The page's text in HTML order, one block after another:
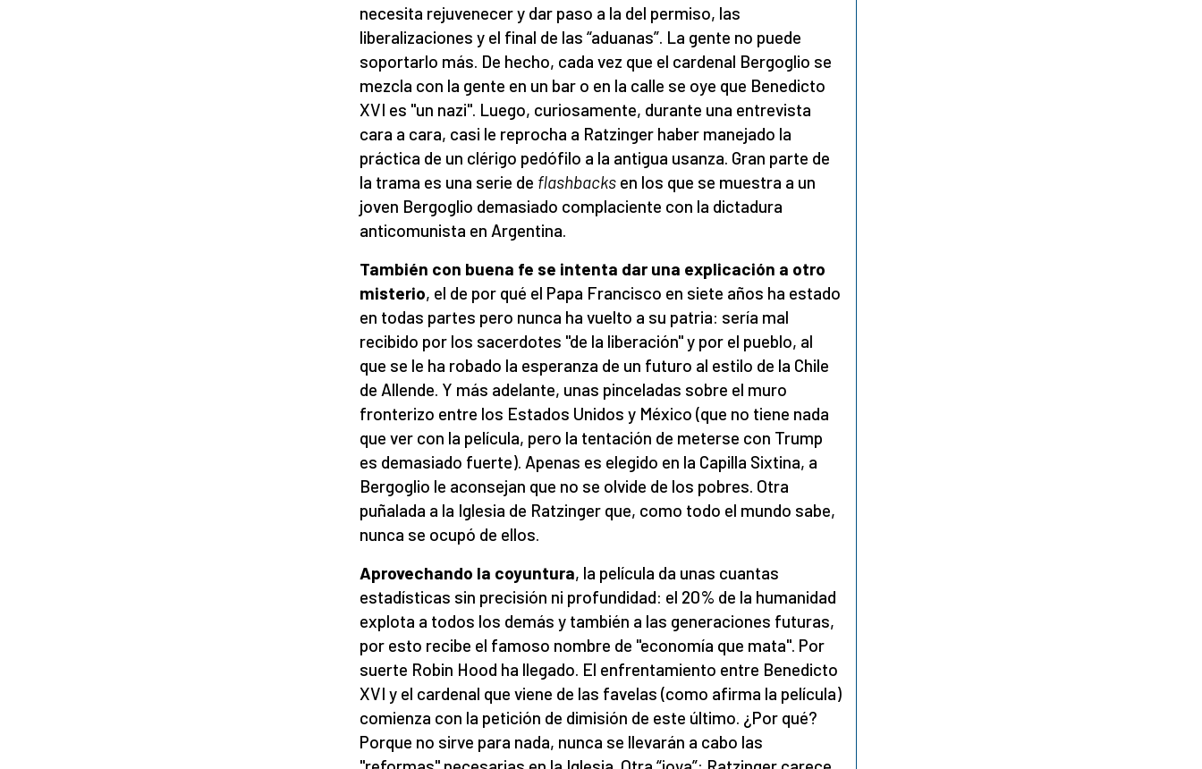
necesita rejuvenecer y dar paso a la del permiso, las
liberalizaciones y el final de las “aduanas”. La gente no puede
soportarlo más. De hecho, cada vez que el cardenal Bergoglio se
mezcla con la gente en un bar o en la calle se oye que Benedicto
XVI es "un nazi". Luego, curiosamente, durante una entrevista
cara a cara, casi le reprocha a Ratzinger haber manejado la
práctica de un clérigo pedófilo a la antigua usanza. Gran parte de
la trama es una serie de flashbacks en los que se muestra a un
joven Bergoglio demasiado complaciente con la dictadura
anticomunista en Argentina.
También con buena fe se intenta dar una explicación a otro
misterio, el de por qué el Papa Francisco en siete años ha estado
en todas partes pero nunca ha vuelto a su patria: sería mal
recibido por los sacerdotes "de la liberación" y por el pueblo, al
que se le ha robado la esperanza de un futuro al estilo de la Chile
de Allende. Y más adelante, unas pinceladas sobre el muro
fronterizo entre los Estados Unidos y México (que no tiene nada
que ver con la película, pero la tentación de meterse con Trump
es demasiado fuerte). Apenas es elegido en la Capilla Sixtina, a
Bergoglio le aconsejan que no se olvide de los pobres. Otra
puñalada a la Iglesia de Ratzinger que, como todo el mundo sabe,
nunca se ocupó de ellos.
Aprovechando la coyuntura, la película da unas cuantas
estadísticas sin precisión ni profundidad: el 20% de la humanidad
explota a todos los demás y también a las generaciones futuras,
por esto recibe el famoso nombre de "economía que mata". Por
suerte Robin Hood ha llegado. El enfrentamiento entre Benedicto
XVI y el cardenal que viene de las favelas (como afirma la película)
comienza con la petición de dimisión de este último. ¿Por qué?
Porque no sirve para nada, nunca se llevarán a cabo las